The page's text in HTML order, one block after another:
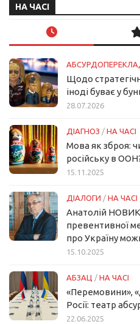
НА ЧАСІ
Щодо
іноді буває у
28.07.2026
ДІАГНОЗ / НА ЧАСІ
Мова як зброя:
російську в
15.11.2025
ДІАЛОГИ / НА ЧАСІ
Анатолій
превентивної
про Україну
15.10.2025
АБЗАЦ / НА ЧАСІ
«Перемовини»,
Росії: театр
22.06.2025